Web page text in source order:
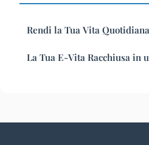
Rendi la Tua Vita
La Tua E-Vita Racchiusa in